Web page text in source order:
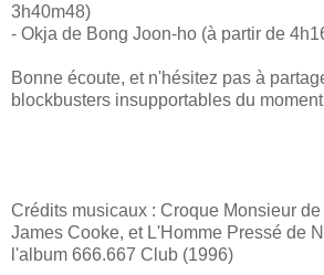
3h40m48)
- Okja de Bong Joon-ho (à partir de
Bonne écoute, et n'hésitez pas à
blockbusters insupportables du moment
Crédits musicaux : Croque Monsieur
James Cooke, et L'Homme Pressé de
l'album 666.667 Club (1996)